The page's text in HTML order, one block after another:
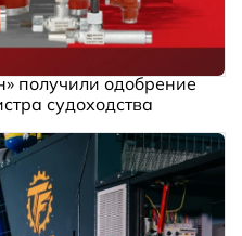
получили одобрение
судоходства